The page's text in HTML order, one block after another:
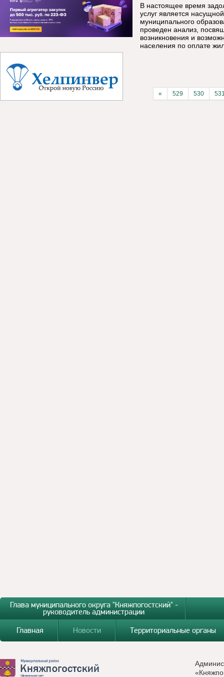
В настоящее время
услуг является
муниципального
проведен анализ,
возникновения и
населения по оплате
« 529 530
Глава муниципального округа "Княжпогостский" -
руководитель администрации
Главная
Новости Территориальные органы